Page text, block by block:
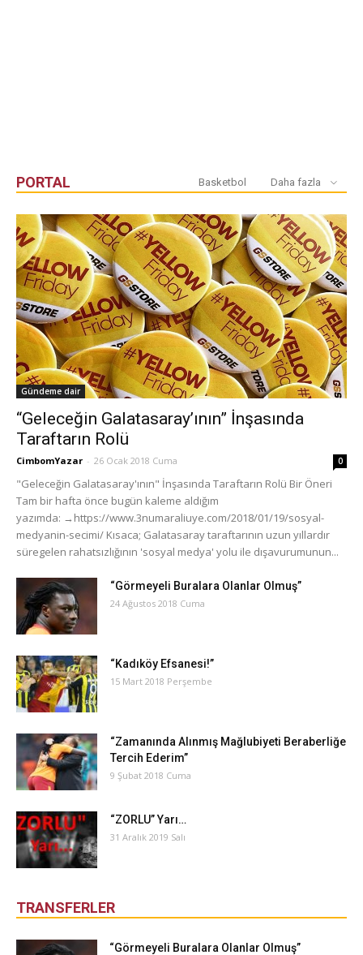
PORTAL Basketbol Daha fazla
Gündeme dair
“Geleceğin Galatasaray’ının” İnşasında
Taraftarın Rolü
CimbomYazar - 26 Ocak 2018 Cuma 0
"Geleceğin Galatasaray'ının" İnşasında Taraftarın Rolü Bir Öneri
Tam bir hafta önce bugün kaleme aldığım
yazımda: →https://www.3numaraliuye.com/2018/01/19/sosyal-
medyanin-secimi/ Kısaca; Galatasaray taraftarının uzun yıllardır
süregelen rahatsızlığının 'sosyal medya' yolu ile dışavurumunun...
“Görmeyeli Buralara Olanlar Olmuş”
24 Ağustos 2018 Cuma
“Kadıköy Efsanesi!”
15 Mart 2018 Perşembe
“Zamanında Alınmış Mağlubiyeti Beraberliğe
Tercih Ederim”
9 Şubat 2018 Cuma
“ZORLU” Yarı…
31 Aralık 2019 Salı
TRANSFERLER
“Görmeyeli Buralara Olanlar Olmuş”